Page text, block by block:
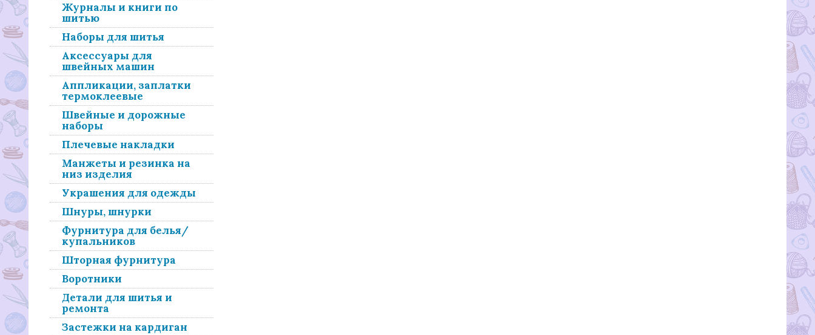
Журналы и книги по
шитью
Наборы для шитья
Аксессуары для
швейных машин
Аппликации, заплатки
термоклеевые
Швейные и дорожные
наборы
Плечевые накладки
Манжеты и резинка на
низ изделия
Украшения для одежды
Шнуры, шнурки
Фурнитура для белья/
купальников
Шторная фурнитура
Воротники
Детали для шитья и
ремонта
Застежки на кардиган